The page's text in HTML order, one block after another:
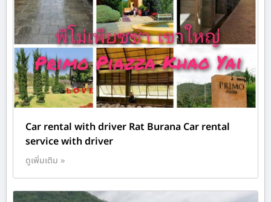
Car rental with driver Rat Burana Car rental
service with driver
ดูเพิ่มเติม »